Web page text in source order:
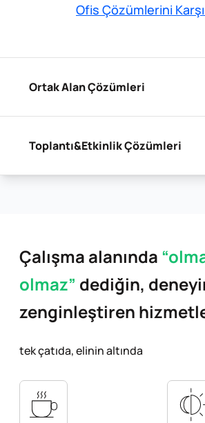
Ofis Çözümlerini
Ortak Alan Çözümleri
Toplantı&Etkinlik Çözümleri
Çalışma alanında
olmaz” dediğin,
zenginleştiren
tek çatıda, elinin altında